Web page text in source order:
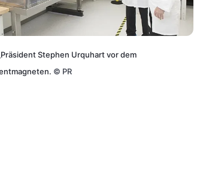
Stephen Urquhart vor dem
© PR